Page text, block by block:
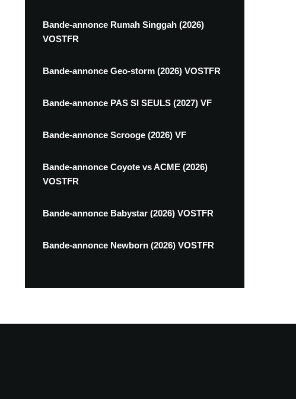
Bande-annonce Rumah Singgah (2026)
VOSTFR
Bande-annonce Geo-storm (2026) VOSTFR
Bande-annonce PAS SI SEULS (2027) VF
Bande-annonce Scrooge (2026) VF
Bande-annonce Coyote vs ACME (2026)
VOSTFR
Bande-annonce Babystar (2026) VOSTFR
Bande-annonce Newborn (2026) VOSTFR